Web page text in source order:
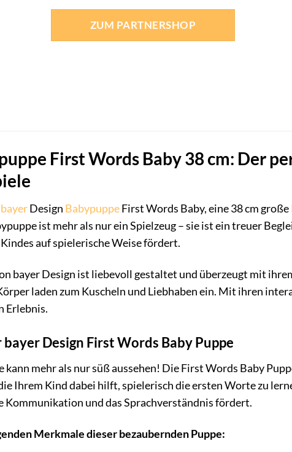
war:
39,99 €
ist:
30,85 €.
ZUM PARTNERSHOP
First Words Baby 38 cm: Der
bayerDesign BabypuppeFirst Words Baby, eine 38 cm große
ist mehr als nur ein Spielzeug – sie ist ein treuer
auf spielerische Weise fördert.
bayer Design ist liebevoll gestaltet und überzeugt mit
laden zum Kuscheln und Liebhaben ein. Mit ihren
Erlebnis.
Design First Words Baby Puppe
kann mehr als nur süß aussehen! Die First Words Baby
Ihrem Kind dabei hilft, spielerisch die ersten Worte zu
Kommunikation und das Sprachverständnis fördert.
Merkmale dieser bezaubernden Puppe: